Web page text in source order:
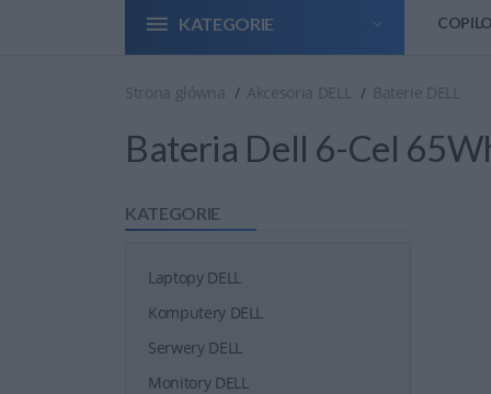
KATEGORIE
Strona główna Akcesoria DELL Baterie DELL
Bateria Dell 6-Cel
KATEGORIE
Laptopy DELL
Komputery DELL
Serwery DELL
Monitory DELL